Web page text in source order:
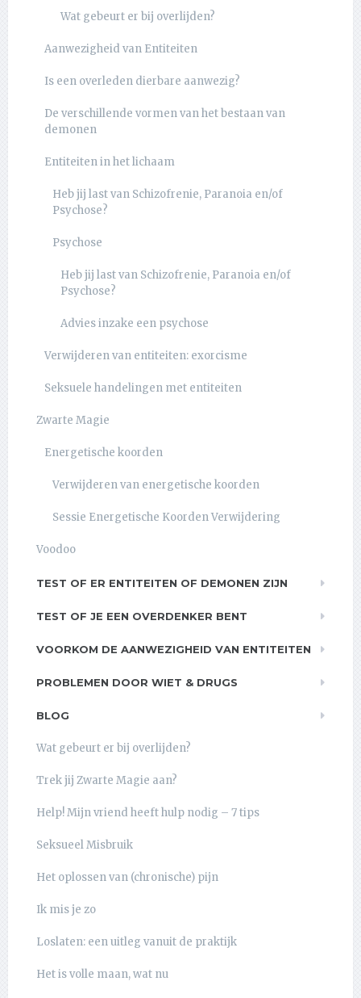
Wat gebeurt er bij overlijden?
Aanwezigheid van Entiteiten
Is een overleden dierbare aanwezig?
De verschillende vormen van het bestaan van
demonen
Entiteiten in het lichaam
Heb jij last van Schizofrenie, Paranoia en/of
Psychose?
Psychose
Heb jij last van Schizofrenie, Paranoia en/of
Psychose?
Advies inzake een psychose
Verwijderen van entiteiten: exorcisme
Seksuele handelingen met entiteiten
Zwarte Magie
Energetische koorden
Verwijderen van energetische koorden
Sessie Energetische Koorden Verwijdering
Voodoo
TEST OF ER ENTITEITEN OF DEMONEN ZIJN
TEST OF JE EEN OVERDENKER BENT
VOORKOM DE AANWEZIGHEID VAN ENTITEITEN
PROBLEMEN DOOR WIET & DRUGS
BLOG
Wat gebeurt er bij overlijden?
Trek jij Zwarte Magie aan?
Help! Mijn vriend heeft hulp nodig – 7 tips
Seksueel Misbruik
Het oplossen van (chronische) pijn
Ik mis je zo
Loslaten: een uitleg vanuit de praktijk
Het is volle maan, wat nu